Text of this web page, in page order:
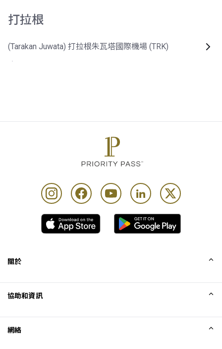
打拉根
(Tarakan Juwata) 打拉根朱瓦塔國際機場 (TRK)
關於
協助和資訊
網絡